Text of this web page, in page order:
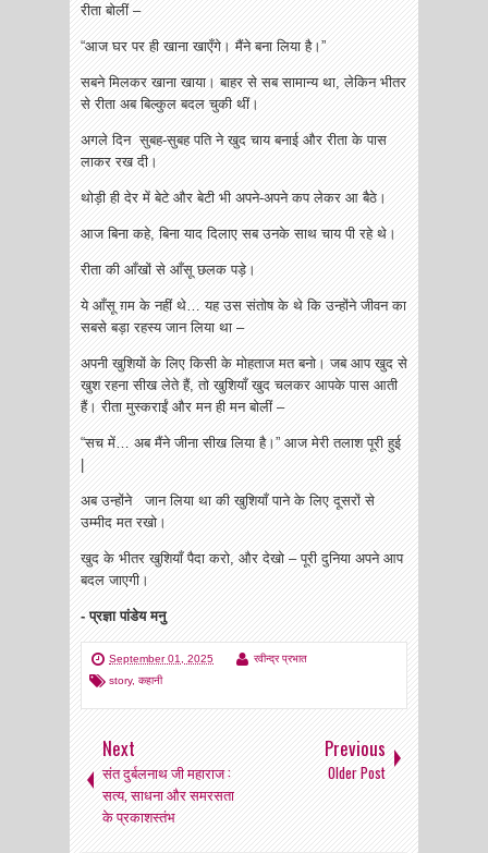
रीता बोलीं –
“आज घर पर ही खाना खाएँगे। मैंने बना लिया है।”
सबने मिलकर खाना खाया। बाहर से सब सामान्य था, लेकिन भीतर
से रीता अब बिल्कुल बदल चुकी थीं।
अगले दिन सुबह-सुबह पति ने खुद चाय बनाई और रीता के पास
लाकर रख दी।
थोड़ी ही देर में बेटे और बेटी भी अपने-अपने कप लेकर आ बैठे।
आज बिना कहे, बिना याद दिलाए सब उनके साथ चाय पी रहे थे।
रीता की आँखों से आँसू छलक पड़े।
ये आँसू ग़म के नहीं थे… यह उस संतोष के थे कि उन्होंने जीवन का
सबसे बड़ा रहस्य जान लिया था –
अपनी खुशियों के लिए किसी के मोहताज मत बनो। जब आप खुद से
खुश रहना सीख लेते हैं, तो खुशियाँ खुद चलकर आपके पास आती
हैं। रीता मुस्कराईं और मन ही मन बोलीं –
“सच में… अब मैंने जीना सीख लिया है।” आज मेरी तलाश पूरी हुई
अब उन्होंने जान लिया था की खुशियाँ पाने के लिए दूसरों से
उम्मीद मत रखो।
खुद के भीतर खुशियाँ पैदा करो, और देखो – पूरी दुनिया अपने आप
बदल जाएगी।
- प्रज्ञा पांडेय मनु
September 01, 2025
रवीन्द्र प्रभात
story, कहानी
Next
संत दुर्बलनाथ जी महाराज :
सत्य, साधना और समरसता
के प्रकाशस्तंभ
Previous
Older Post